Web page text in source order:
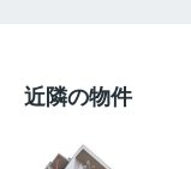
近隣の物件